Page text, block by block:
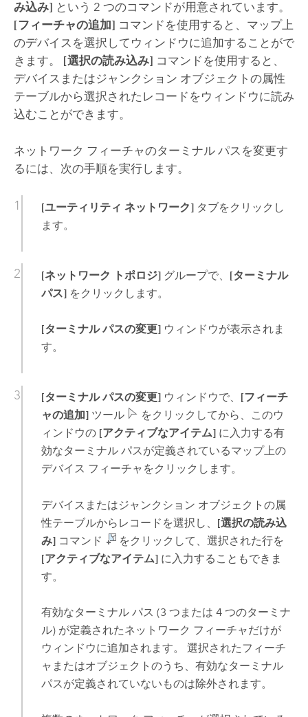
み込み] という 2 つのコマンドが用意されています。
[フィーチャの追加] コマンドを使用すると、マップ上
のデバイスを選択してウィンドウに追加することがで
きます。 [選択の読み込み] コマンドを使用すると、
デバイスまたはジャンクション オブジェクトの属性
テーブルから選択されたレコードをウィンドウに読み
込むことができます。
ネットワーク フィーチャのターミナル パスを変更す
るには、次の手順を実行します。
[ユーティリティ ネットワーク]タブをクリックし
ます。
[ネットワーク トポロジ]グループで、 [ターミナル
パス]をクリックします。
[ターミナル パスの変更]ウィンドウが表示されま
す。
[ターミナル パスの変更]ウィンドウで、 [フィーチ
ャの追加]ツール
をクリックしてから、このウ
ィンドウの [アクティブなアイテム]に入力する有
効なターミナル パスが定義されているマップ上の
デバイス フィーチャをクリックします。
デバイスまたはジャンクション オブジェクトの属
性テーブルからレコードを選択し、 [選択の読み込
み]コマンド
をクリックして、選択された行を
[アクティブなアイテム]に入力することもできま
す。
有効なターミナル パス (3 つまたは 4 つのターミナ
ル) が定義されたネットワーク フィーチャだけが
ウィンドウに追加されます。 選択されたフィーチ
ャまたはオブジェクトのうち、有効なターミナル
パスが定義されていないものは除外されます。